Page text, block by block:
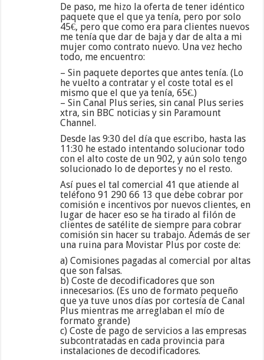
De paso, me hizo la oferta de tener idéntico
paquete que el que ya tenía, pero por solo
45€, pero que como era para clientes nuevos
me tenía que dar de baja y dar de alta a mi
mujer como contrato nuevo. Una vez hecho
todo, me encuentro:
– Sin paquete deportes que antes tenía. (Lo
he vuelto a contratar y el coste total es el
mismo que el que ya tenía, 65€.)
– Sin Canal Plus series, sin canal Plus series
xtra, sin BBC noticias y sin Paramount
Channel.
Desde las 9:30 del día que escribo, hasta las
11:30 he estado intentando solucionar todo
con el alto coste de un 902, y aún solo tengo
solucionado lo de deportes y no el resto.
Así pues el tal comercial 41 que atiende al
teléfono 91 290 66 13 que debe cobrar por
comisión e incentivos por nuevos clientes, en
lugar de hacer eso se ha tirado al filón de
clientes de satélite de siempre para cobrar
comisión sin hacer su trabajo. Además de ser
una ruina para Movistar Plus por coste de:
a) Comisiones pagadas al comercial por altas
que son falsas.
b) Coste de decodificadores que son
innecesarios. (Es uno de formato pequeño
que ya tuve unos días por cortesía de Canal
Plus mientras me arreglaban el mío de
formato grande)
c) Coste de pago de servicios a las empresas
subcontratadas en cada provincia para
instalaciones de decodificadores.